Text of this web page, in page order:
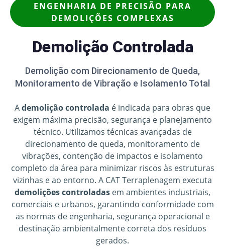
ENGENHARIA DE PRECISÃO PARA
DEMOLIÇÕES COMPLEXAS
Demolição Controlada
Demolição com Direcionamento de Queda,
Monitoramento de Vibração e Isolamento Total
Ademolição controlada é indicada para obras que
exigem máxima precisão, segurança e planejamento
técnico. Utilizamos técnicas avançadas de
direcionamento de queda, monitoramento de
vibrações, contenção de impactos e isolamento
completo da área para minimizar riscos às estruturas
vizinhas e ao entorno. A CAT Terraplenagem executa
demolições controladas em ambientes industriais,
comerciais e urbanos, garantindo conformidade com
as normas de engenharia, segurança operacional e
destinação ambientalmente correta dos resíduos
gerados.